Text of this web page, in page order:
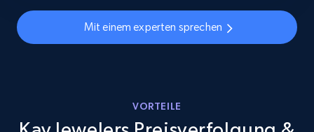
Mit einem experten sprechen
VORTEILE